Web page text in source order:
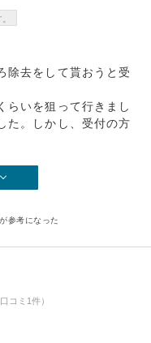
除去をして貰おうと受
らいを狙って行きまし
た。しかし、受付の方
参考になった
コミ1件）